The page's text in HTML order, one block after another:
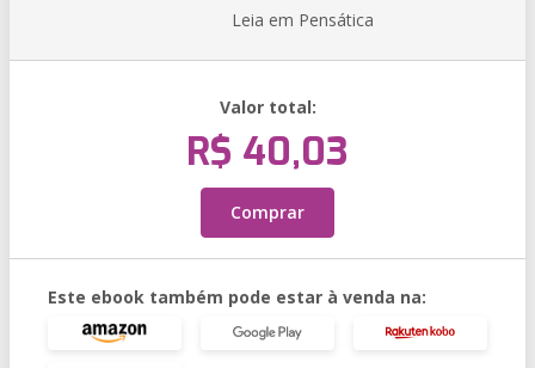
Leia em Pensática
Valor total:
R$ 40,03
Comprar
Este ebook também pode estar à venda na: